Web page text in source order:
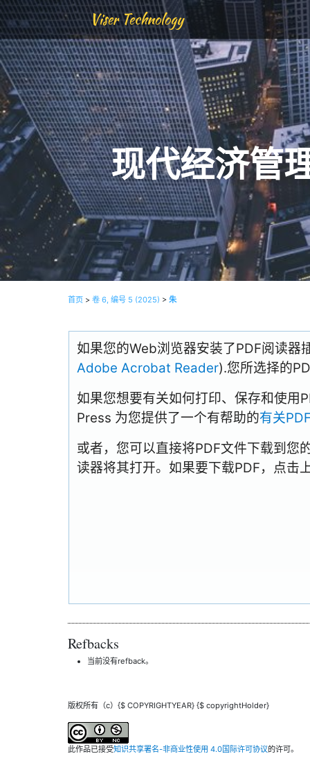
Viser Technology
现代经济管
首页 > 卷 6, 编号 5 (2025) > 朱
如果您的Web浏览器安装了PDF阅读器
Adobe Acrobat Reader).您所选择的
如果您想要有关如何打印、保存和使用
Press 为您提供了一个有帮助的有关
或者，您可以直接将PDF文件下载到您
读器将其打开。如果要下载PDF，点击
Refbacks
当前没有refback。
版权所有（c）{$ COPYRIGHTYEAR} {$ copyrightHolder}
此作品已接受知识共享署名-非商业性使用 4.0国际许可协议的许可。